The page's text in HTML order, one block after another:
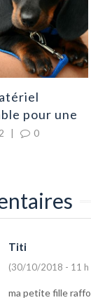
pour une
| 0
Titi
(30/10/2018 - 11 h
ma petite fille